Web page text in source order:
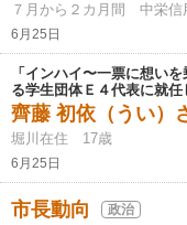
７月から２カ月間 中栄信
6月25日
「インハイ〜一票に想い
る学生団体Ｅ４代表に就任
齊藤 初依（うい）
堀川在住 17歳
6月25日
市長動向 政治